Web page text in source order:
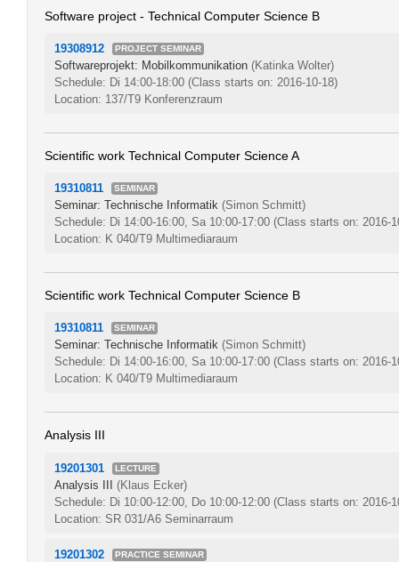
Software project - Technical Computer Science B
19308912 PROJECT SEMINAR
Softwareprojekt: Mobilkommunikation (Katinka Wolter)
Schedule: Di 14:00-18:00 (Class starts on: 2016-10-18)
Location: 137/T9 Konferenzraum
Scientific work Technical Computer Science A
19310811 SEMINAR
Seminar: Technische Informatik (Simon Schmitt)
Schedule: Di 14:00-16:00, Sa 10:00-17:00 (Class starts on: 2016-
Location: K 040/T9 Multimediaraum
Scientific work Technical Computer Science B
19310811 SEMINAR
Seminar: Technische Informatik (Simon Schmitt)
Schedule: Di 14:00-16:00, Sa 10:00-17:00 (Class starts on: 2016-
Location: K 040/T9 Multimediaraum
Analysis III
19201301 LECTURE
Analysis III (Klaus Ecker)
Schedule: Di 10:00-12:00, Do 10:00-12:00 (Class starts on: 2016-
Location: SR 031/A6 Seminarraum
19201302 PRACTICE SEMINAR